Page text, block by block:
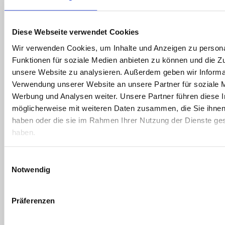
Diese Webseite verwendet Cookies
Wir verwenden Cookies, um Inhalte und Anzeigen zu
Funktionen für soziale Medien anbieten zu können und die
unsere Website zu analysieren. Außerdem geben wir
Verwendung unserer Website an unsere Partner für soziale
Werbung und Analysen weiter. Unsere Partner führen diese
möglicherweise mit weiteren Daten zusammen, die Sie
haben oder die sie im Rahmen Ihrer Nutzung der Dienste
haben.
Notwendig
Präferenzen
Mauern und Decken Aufbau
Dachaufbau
Fassadenverkleidung
Dachgeschossausbau
Dacheindeckung
Fenster und Türen
Sanitärinstallation
Bodenbeläge